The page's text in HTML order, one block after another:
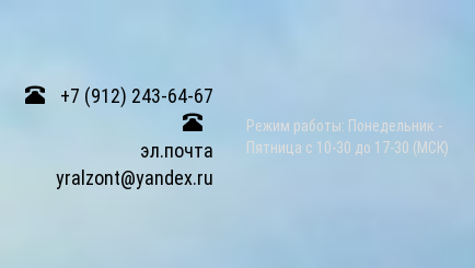
+7 (912) 243-64-67
эл.почта
yralzont@yandex.ru
Режим работы: Понедельник -
Пятница с 10-30 до 17-30 (МСК)